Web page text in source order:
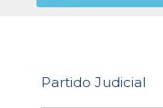
Partido Judicial